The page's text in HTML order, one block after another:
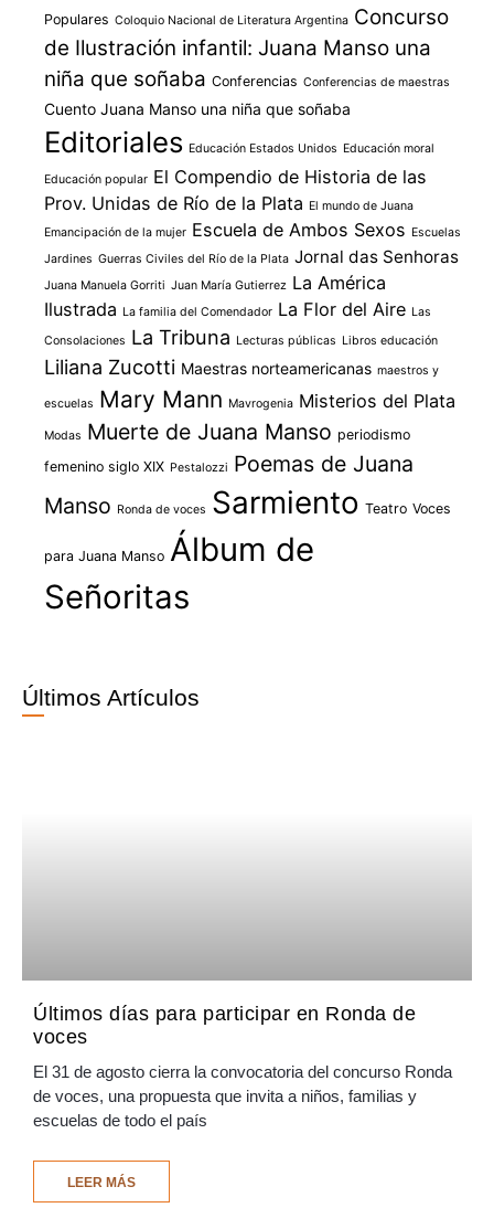
Populares Coloquio Nacional de Literatura Argentina Concurso
de Ilustración infantil: Juana Manso una
niña que soñaba Conferencias Conferencias de maestras
Cuento Juana Manso una niña que soñaba
Editoriales Educación Estados Unidos Educación moral
Educación popular El Compendio de Historia de las
Prov. Unidas de Río de la Plata El mundo de Juana
Emancipación de la mujer Escuela de Ambos Sexos Escuelas
Jardines Guerras Civiles del Río de la Plata Jornal das Senhoras
Juana Manuela Gorriti Juan María Gutierrez La América
Ilustrada La familia del Comendador La Flor del Aire Las
Consolaciones La Tribuna Lecturas públicas Libros educación
Liliana Zucotti Maestras norteamericanas maestros y
escuelas Mary Mann Mavrogenia Misterios del Plata
Modas Muerte de Juana Manso periodismo
femenino siglo XIX Pestalozzi Poemas de Juana
Manso Ronda de voces Sarmiento Teatro Voces
para Juana Manso Álbum de
Señoritas
Últimos Artículos
Últimos días para participar en Ronda de
voces
El 31 de agosto cierra la convocatoria del concurso Ronda
de voces, una propuesta que invita a niños, familias y
escuelas de todo el país
LEER MÁS